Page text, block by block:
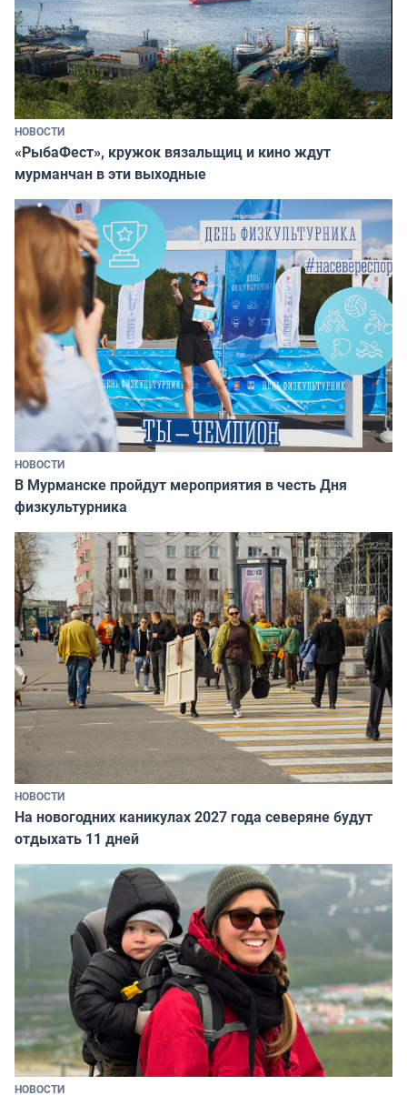
НОВОСТИ
«РыбаФест», кружок вязальщиц и кино ждут
мурманчан в эти выходные
НОВОСТИ
В Мурманске пройдут мероприятия в честь Дня
физкультурника
НОВОСТИ
На новогодних каникулах 2027 года северяне будут
отдыхать 11 дней
НОВОСТИ